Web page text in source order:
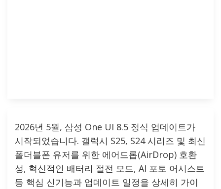
2026년 5월, 삼성 One UI 8.5 정식 업데이트가
시작되었습니다. 갤럭시 S25, S24 시리즈 및 최신
폴더블폰 유저를 위한 에어드롭(AirDrop) 호환
성, 혁신적인 배터리 절전 모드, AI 포토 어시스트
등 핵심 신기능과 업데이트 일정을 상세히 가이